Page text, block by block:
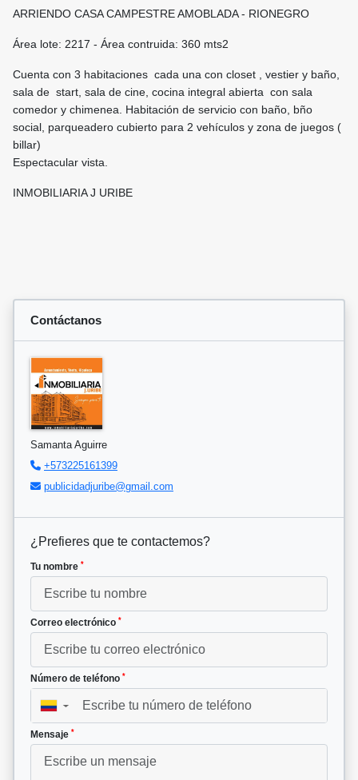
ARRIENDO CASA CAMPESTRE AMOBLADA - RIONEGRO
Área lote: 2217 - Área contruida: 360 mts2
Cuenta con 3 habitaciones cada una con closet , vestier y baño,
sala de start, sala de cine, cocina integral abierta con sala
comedor y chimenea. Habitación de servicio con baño, bño
social, parqueadero cubierto para 2 vehículos y zona de juegos (
billar)
Espectacular vista.
INMOBILIARIA J URIBE
Contáctanos
Samanta Aguirre
+573225161399
publicidadjuribe@gmail.com
¿Prefieres que te contactemos?
Tu nombre *
Correo electrónico *
Número de teléfono *
▼
Mensaje *